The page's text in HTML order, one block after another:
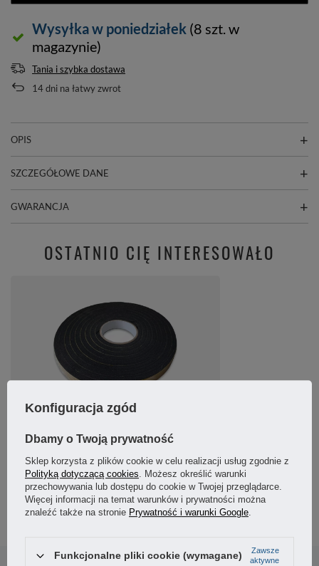
Wysyłkaw poniedziałek (8 szt. w
magazynie)
Tania i szybka dostawa
14dni na łatwy zwrot
OPIS
SZCZEGÓŁOWE DANE
GWARANCJA
OSTATNIO CIĘ INTERESOWAŁO
45,46 zł / szt.
Potrzebujesz pomocy? Masz pytania?
Konfiguracja zgód
Dbamy o Twoją prywatność
Sklep korzysta z plików cookie w celu realizacji usług zgodnie z
Polityką dotyczącą cookies. Możesz określić warunki
przechowywania lub dostępu do cookie w Twojej przeglądarce.
Więcej informacji na temat warunków i prywatności można
znaleźć także na stronie Prywatność i warunki Google.
Funkcjonalne pliki cookie (wymagane)
Zawsze
aktywne